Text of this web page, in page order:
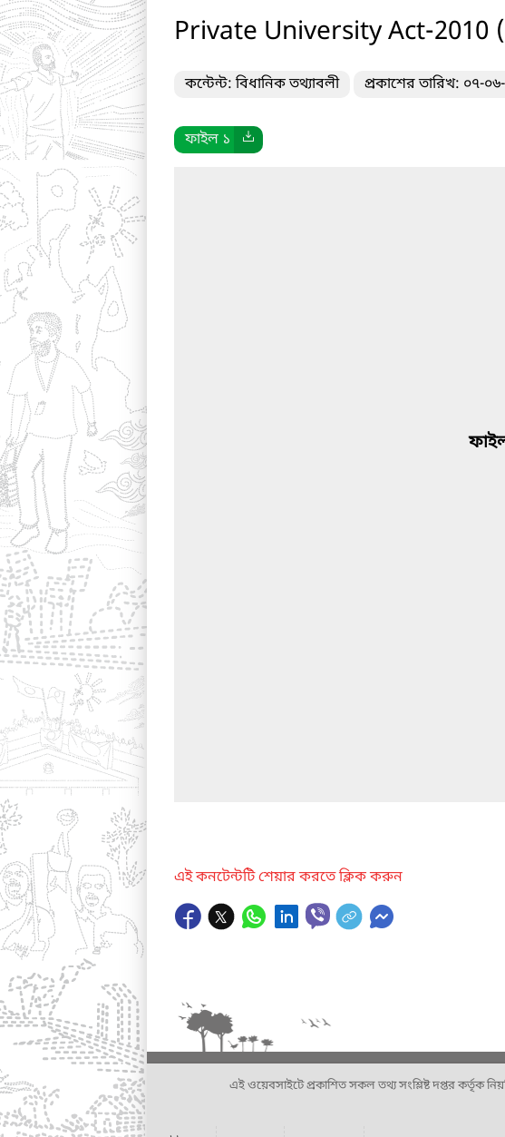
Private University Act-2010
কন্টেন্ট: বিধানিক তথ্যাবলী প্রকাশের তারিখ: ০৭-
ফাইল ১
এই কনটেন্টটি শেয়ার করতে ক্লিক করুন
এই ওয়েবসাইটে প্রকাশিত সকল তথ্য সংশ্লিষ্ট দপ্তর কর্তৃক